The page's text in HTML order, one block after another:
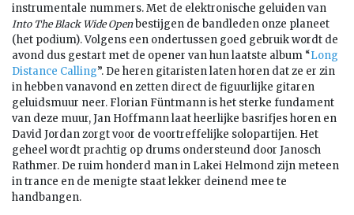
instrumentale nummers. Met de elektronische geluiden van
Into The Black Wide Openbestijgen de bandleden onze planeet
(het podium). Volgens een ondertussen goed gebruik wordt de
avond dus gestart met de opener van hun laatste album “Long
Distance Calling”. De heren gitaristen laten horen dat ze er zin
in hebben vanavond en zetten direct de figuurlijke gitaren
geluidsmuur neer. Florian Füntmann is het sterke fundament
van deze muur, Jan Hoffmann laat heerlijke basrifjes horen en
David Jordan zorgt voor de voortreffelijke solopartijen. Het
geheel wordt prachtig op drums ondersteund door Janosch
Rathmer. De ruim honderd man in Lakei Helmond zijn meteen
in trance en de menigte staat lekker deinend mee te
handbangen.